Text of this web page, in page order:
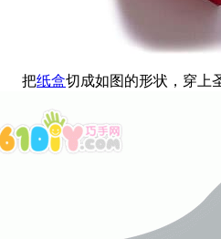
把纸盒切成如图的形状，穿上